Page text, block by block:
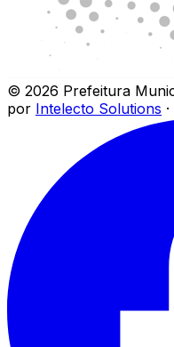
© 2026 Prefeitura
por Intelecto Solutions